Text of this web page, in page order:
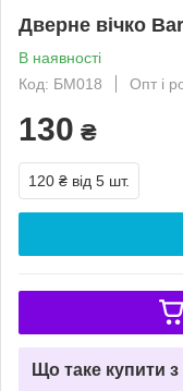
Дверне вічко
В наявності
Код: БМ018
Опт і
130 ₴
120 ₴ від 5 шт.
Що таке купити